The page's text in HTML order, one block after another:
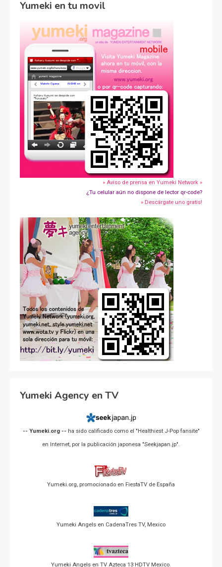
Yumeki en tu movil
» Aviso de prensa en Yumeki Network »
¿Tu celular aún no dispone de lector qr-code?
» Descárgate uno gratis!
Yumeki Agency en TV
-- Yumeki.org -- ha sido calificado como el "Healthiest J-Pop fansite"
en Internet, por la publicación japonesa "Seekjapan.jp".
Yumeki.org, promocionado en FiestaTV de España
Yumeki Angels en CadenaTres TV, Mexico
Yumeki Angels en TV Azteca 13 HDTV Mexico.